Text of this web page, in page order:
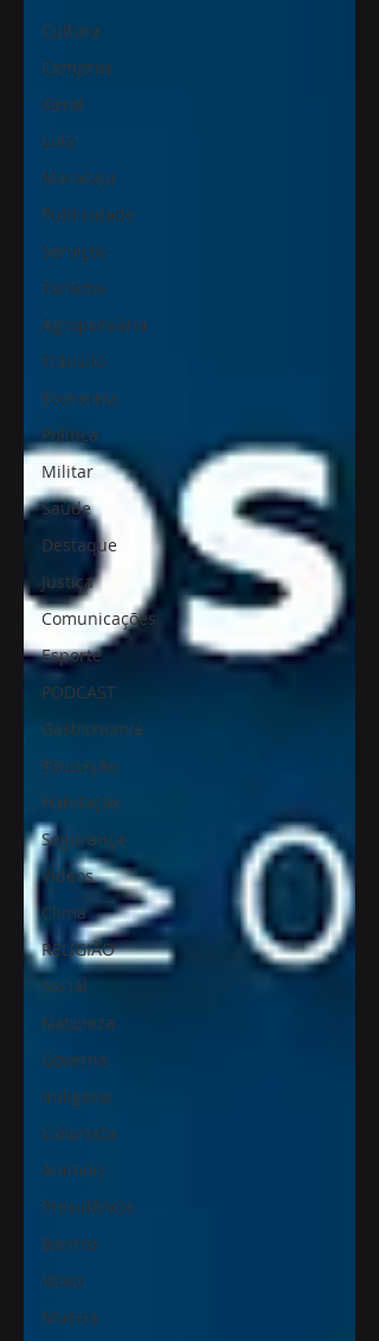
Cultura
Compras
Geral
Luto
Maracaju
Publicidade
Serviços
Turismo
Agropecuária
Trânsito
Economia
Política
Militar
Saúde
Destaque
Justiça
Comunicações
Esporte
PODCAST
Gastronomia
Educação
Habitação
Segurança
Videos
Clima
RELIGIÃO
Social
Natureza
Governo
Indigena
Colunista
Animais
Previdência
Bairros
Idoso
Musica